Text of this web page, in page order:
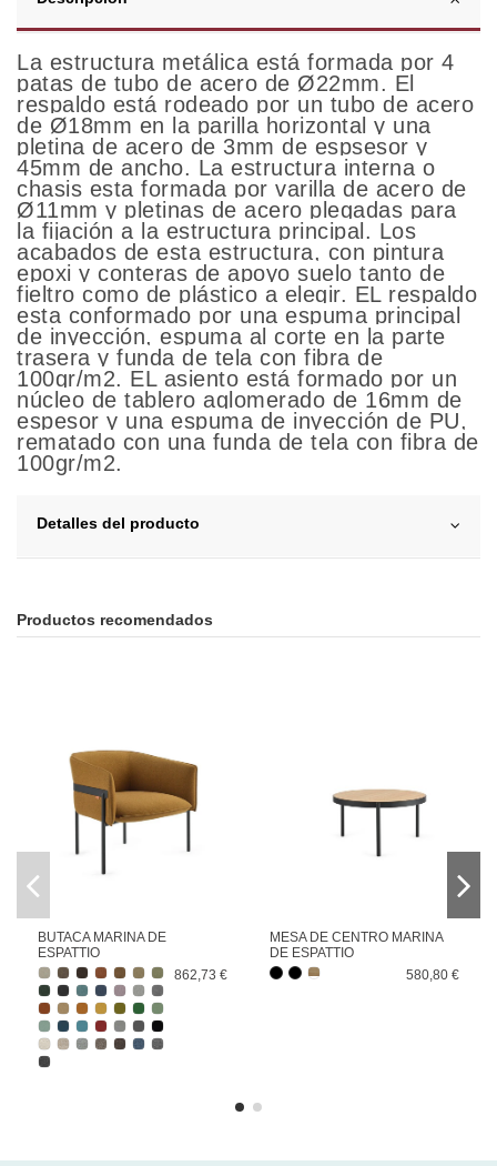
La estructura metálica está formada por 4
patas de tubo de acero de Ø22mm. El
respaldo está rodeado por un tubo de acero
de Ø18mm en la parilla horizontal y una
pletina de acero de 3mm de espsesor y
45mm de ancho. La estructura interna o
chasis esta formada por varilla de acero de
Ø11mm y pletinas de acero plegadas para
la fijación a la estructura principal. Los
acabados de esta estructura, con pintura
epoxi y conteras de apoyo suelo tanto de
fieltro como de plástico a elegir. EL respaldo
esta conformado por una espuma principal
de inyección, espuma al corte en la parte
trasera y funda de tela con fibra de
100gr/m2. EL asiento está formado por un
núcleo de tablero aglomerado de 16mm de
espesor y una espuma de inyección de PU,
rematado con una funda de tela con fibra de
100gr/m2.
Detalles del producto
Productos recomendados
BUTACA MARINA DE
ESPATTIO
862,73 €
MESA DE CENTRO MARINA
DE ESPATTIO
580,80 €